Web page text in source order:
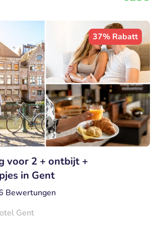
37% Rabatt
voor 2 + ontbijt +
in Gent
Bewertungen
Gent